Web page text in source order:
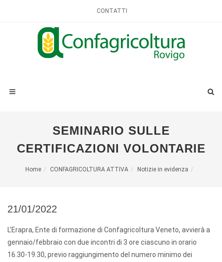
CONTATTI
SEMINARIO SULLE
CERTIFICAZIONI VOLONTARIE
Home CONFAGRICOLTURA ATTIVA Notizie in evidenza
21/01/2022
L’Erapra, Ente di formazione di Confagricoltura Veneto, avvierà a
gennaio/febbraio con due incontri di 3 ore ciascuno in orario
16.30-19.30, previo raggiungimento del numero minimo dei